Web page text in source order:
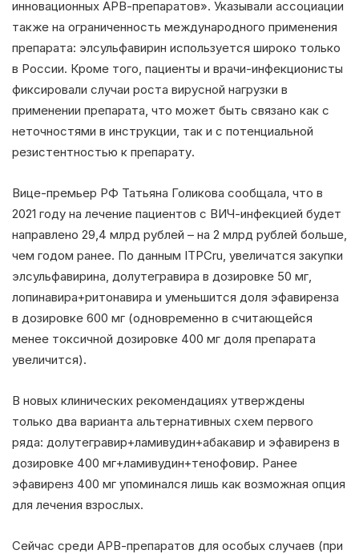
инновационных АРВ-препаратов». Указывали ассоциации
также на ограниченность международного применения
препарата: элсульфавирин используется широко только
в России. Кроме того, пациенты и врачи-инфекционисты
фиксировали случаи роста вирусной нагрузки в
применении препарата, что может быть связано как с
неточностями в инструкции, так и с потенциальной
резистентностью к препарату.
Вице-премьер РФ Татьяна Голикова сообщала, что в
2021 году на лечение пациентов с ВИЧ-инфекцией будет
направлено 29,4 млрд рублей – на 2 млрд рублей больше,
чем годом ранее. По данным ITPCru, увеличатся закупки
элсульфавирина, долутегравира в дозировке 50 мг,
лопинавира+ритонавира и уменьшится доля эфавиренза
в дозировке 600 мг (одновременно в считающейся
менее токсичной дозировке 400 мг доля препарата
увеличится).
В новых клинических рекомендациях утверждены
только два варианта альтернативных схем первого
ряда: долутегравир+ламивудин+абакавир и эфавиренз в
дозировке 400 мг+ламивудин+тенофовир. Ранее
эфавиренз 400 мг упоминался лишь как возможная опция
для лечения взрослых.
Сейчас среди АРВ-препаратов для особых случаев (при